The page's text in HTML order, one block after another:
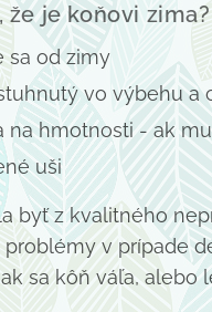
že je koňovi zima?
sa od zimy
vo výbehu a
na hmotnosti - ak
uši
byť z kvalitného
v prípade
sa kôň váľa, alebo